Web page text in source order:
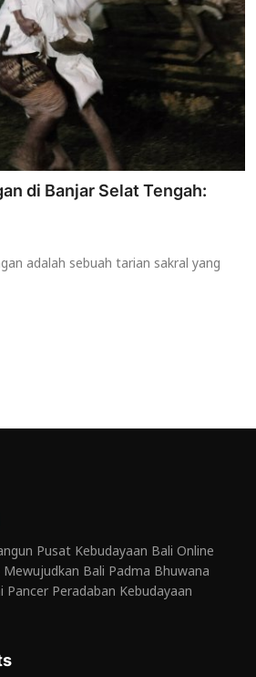
di Banjar Selat Tengah:
adalah sebuah tarian sakral yang
Pusat Kebudayaan Bali Online
Bali Padma Bhuwana
Peradaban Kebudayaan